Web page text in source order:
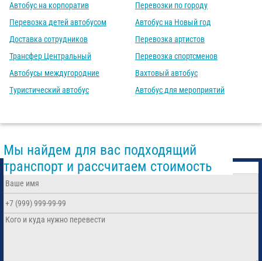
Автобус на корпоратив
Перевозка детей автобусом
Доставка сотрудников
Трансфер Центральный
Автобусы междугородние
Туристический автобус
Перевозки по городу
Автобус на Новый год
Перевозка артистов
Перевозка спортсменов
Вахтовый автобус
Автобус для мероприятий
Мы найдем для вас подходящий
транспорт и рассчитаем стоимость